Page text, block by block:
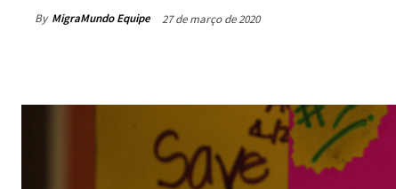
By MigraMundo Equipe 27 de março de 2020